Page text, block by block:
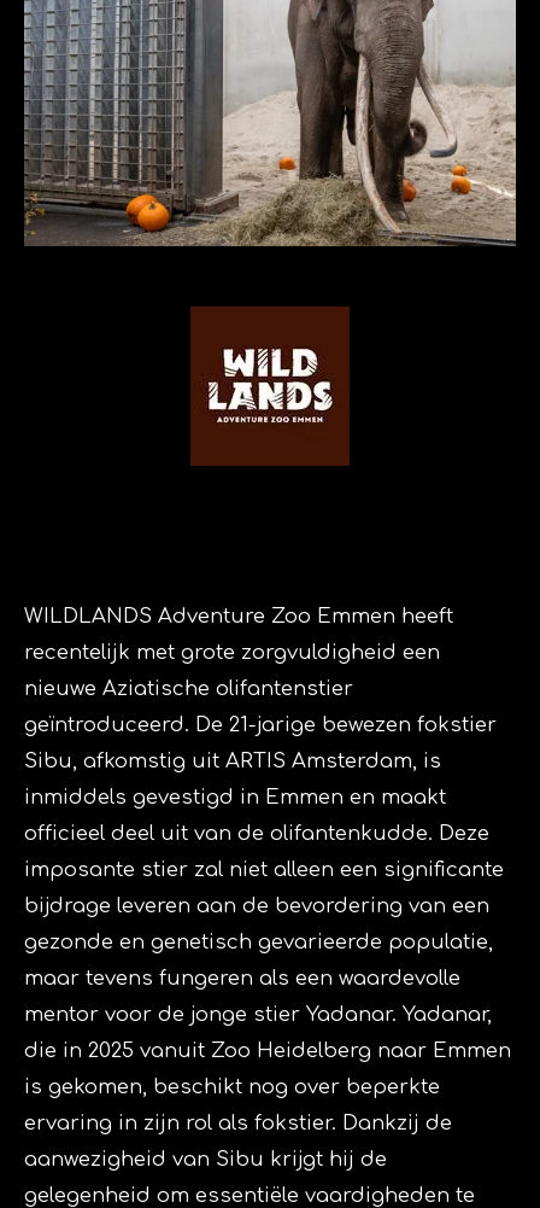
WILDLANDS Adventure Zoo Emmen heeft
recentelijk met grote zorgvuldigheid een
nieuwe Aziatische olifantenstier
geïntroduceerd. De 21-jarige bewezen fokstier
Sibu, afkomstig uit ARTIS Amsterdam, is
inmiddels gevestigd in Emmen en maakt
officieel deel uit van de olifantenkudde. Deze
imposante stier zal niet alleen een significante
bijdrage leveren aan de bevordering van een
gezonde en genetisch gevarieerde populatie,
maar tevens fungeren als een waardevolle
mentor voor de jonge stier Yadanar. Yadanar,
die in 2025 vanuit Zoo Heidelberg naar Emmen
is gekomen, beschikt nog over beperkte
ervaring in zijn rol als fokstier. Dankzij de
aanwezigheid van Sibu krijgt hij de
gelegenheid om essentiële vaardigheden te